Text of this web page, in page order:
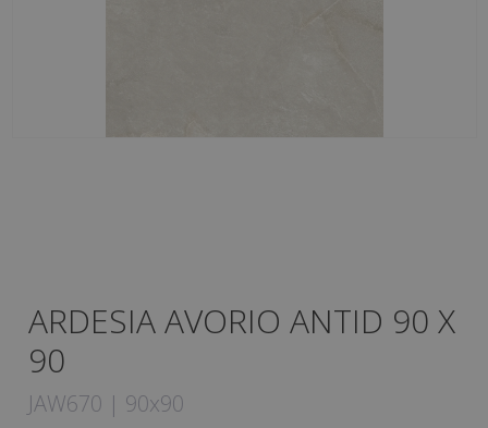
ARDESIA AVORIO ANTID 90 X
90
JAW670 | 90x90